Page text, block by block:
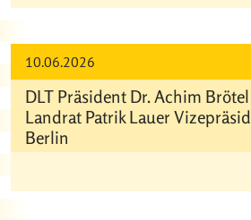
10.06.2026
DLT Präsident Dr. Achim
Landrat Patrik Lauer
Berlin